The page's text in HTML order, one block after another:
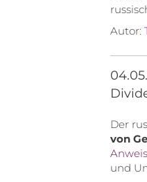
Autor:
Der
von
und